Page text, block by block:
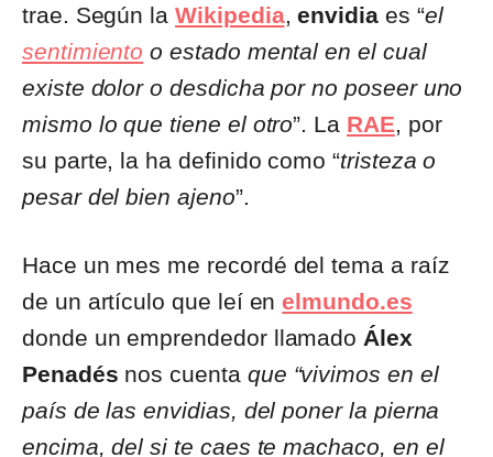
trae. Según laWikipedia,envidiaes “el
sentimiento o estado mental en el cual
existe dolor o desdicha por no poseer uno
mismo lo que tiene el otro”. La RAE, por
su parte, la ha definido como “tristeza o
pesar del bien ajeno”.
Hace un mes me recordé del tema a raíz
de un artículo que leí enelmundo.es
donde un emprendedor llamado Álex
Penadés nos cuenta que “vivimos en el
país de las envidias, del poner la pierna
encima, del si te caes te machaco, en el